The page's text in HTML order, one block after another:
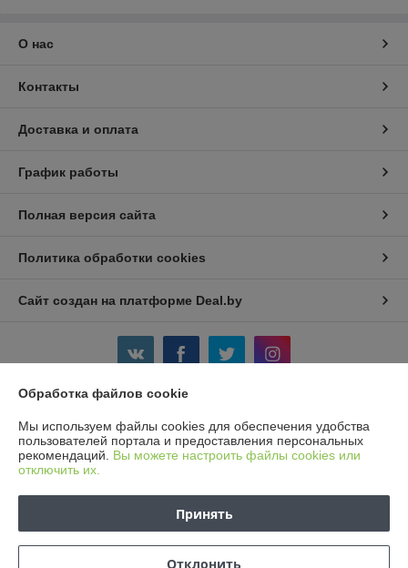
О нас
Контакты
Доставка и оплата
График работы
Полная версия сайта
Политика обработки cookies
Сайт создан на платформе Deal.by
Информация для покупателя
Юридическое лицо:Частное предприятие «Ваш добрый друг»
г. Минск, ул. Кунцевщина, 29-90
Регистрационный номер ЕГР: 191369699
Регистрационный орган: Минский горисполком
Обработка файлов cookie
Мы используем файлы cookies для обеспечения удобства
пользователей портала и предоставления персональных
рекомендаций. Вы можете настроить файлы cookies или
отключить их.
Принять
Отклонить